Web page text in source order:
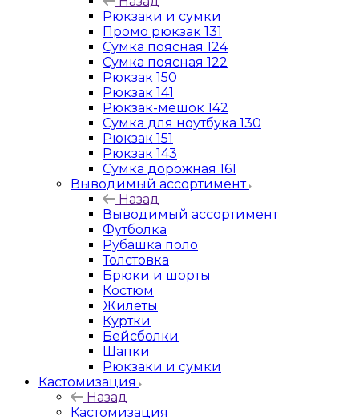
Рюкзаки и сумки
Промо рюкзак 131
Сумка поясная 124
Сумка поясная 122
Рюкзак 150
Рюкзак 141
Рюкзак-мешок 142
Сумка для ноутбука 130
Рюкзак 151
Рюкзак 143
Сумка дорожная 161
Выводимый ассортимент
Назад
Выводимый ассортимент
Футболка
Рубашка поло
Толстовка
Брюки и шорты
Костюм
Жилеты
Куртки
Бейсболки
Шапки
Рюкзаки и сумки
Кастомизация
Назад
Кастомизация